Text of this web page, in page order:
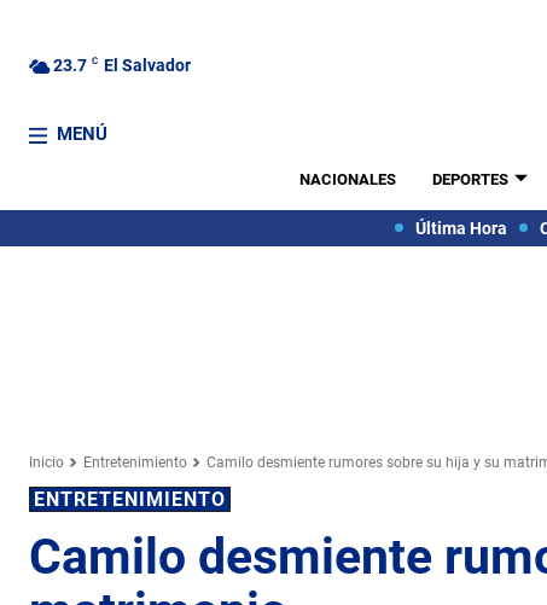
23.7 C El Salvador
MENÚ
NACIONALES DEPORTES
Última Hora
Inicio Entretenimiento Camilo desmiente rumores sobre su hija y su
ENTRETENIMIENTO
Camilo desmiente